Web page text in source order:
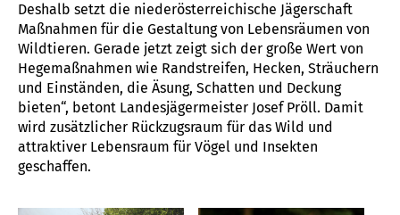
Deshalb setzt die niederösterreichische Jägerschaft
Maßnahmen für die Gestaltung von Lebensräumen von
Wildtieren. Gerade jetzt zeigt sich der große Wert von
Hegemaßnahmen wie Randstreifen, Hecken, Sträuchern
und Einständen, die Äsung, Schatten und Deckung
bieten“, betont Landesjägermeister Josef Pröll. Damit
wird zusätzlicher Rückzugsraum für das Wild und
attraktiver Lebensraum für Vögel und Insekten
geschaffen.